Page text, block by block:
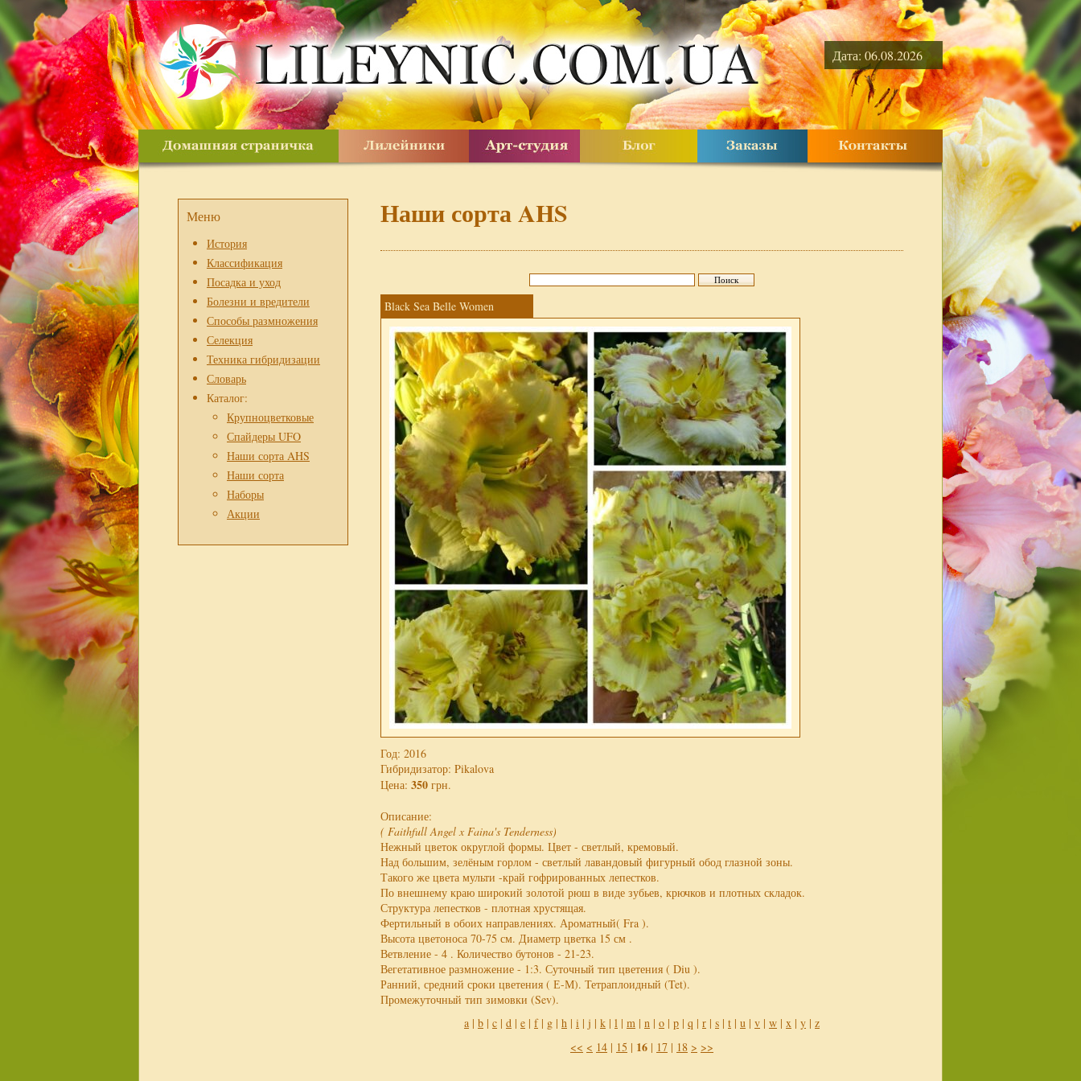
Дата: 06.08.2026
Меню
История
Классификация
Посадка и уход
Болезни и вредители
Способы размножения
Селекция
Техника гибридизации
Словарь
Каталог:
Крупноцветковые
Спайдеры UFO
Наши сорта AHS
Наши сорта
Наборы
Акции
Наши сорта AHS
Black Sea Belle Women
Год: 2016
Гибридизатор: Pikalova
Цена: 350 грн.
Описание:
( Faithfull Angel x Faina's Tenderness)
Нежный цветок округлой формы. Цвет - светлый, кремовый.
Над большим, зелёным горлом - светлый лавандовый фигурный обод глазной зоны.
Такого же цвета мульти -край гофрированных лепестков.
По внешнему краю широкий золотой рюш в виде зубьев, крючков и плотных складок.
Структура лепестков - плотная хрустящая.
Фертильный в обоих направлениях. Ароматный( Fra ).
Высота цветоноса 70-75 см. Диаметр цветка 15 см .
Ветвление - 4 . Количество бутонов - 21-23.
Вегетативное размножение - 1:3. Суточный тип цветения ( Diu ).
Ранний, средний сроки цветения ( Е-М). Тетраплоидный (Tet).
Промежуточный тип зимовки (Sev).
a | b | c | d | e | f| g | h | i | j | k | l | m | n | o | p | q | r | s | t | u | v | w | x | y | z
<< < 14 | 15 | 16 | 17 | 18 > >>